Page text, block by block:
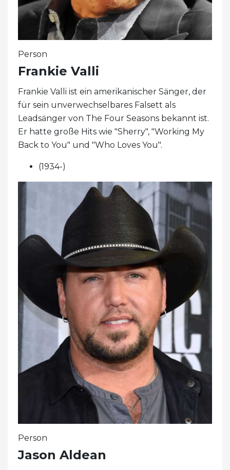
Person
Frankie Valli
Frankie Valli ist ein amerikanischer Sänger, der
für sein unverwechselbares Falsett als
Leadsänger von The Four Seasons bekannt ist.
Er hatte große Hits wie "Sherry", "Working My
Back to You" und "Who Loves You".
(1934-)
Person
Jason Aldean